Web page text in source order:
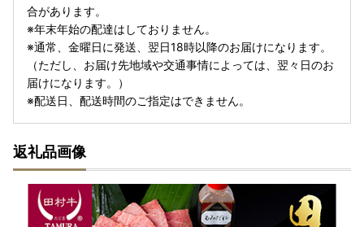
合があります。
※年末年始の配達はしておりません。
※通常、金曜日に発送、翌日18時以降のお届けになります。
（ただし、お届け先地域や交通事情によっては、翌々日のお
届けになります。）
※配送日、配送時間のご指定はできません。
返礼品画像